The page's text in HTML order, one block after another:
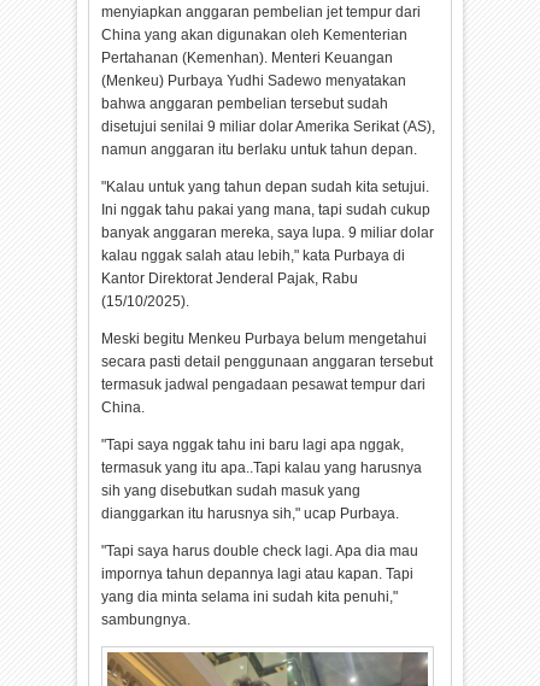
menyiapkan anggaran pembelian jet tempur dari
China yang akan digunakan oleh Kementerian
Pertahanan (Kemenhan). Menteri Keuangan
(Menkeu) Purbaya Yudhi Sadewo menyatakan
bahwa anggaran pembelian tersebut sudah
disetujui senilai 9 miliar dolar Amerika Serikat (AS),
namun anggaran itu berlaku untuk tahun depan.
"Kalau untuk yang tahun depan sudah kita setujui.
Ini nggak tahu pakai yang mana, tapi sudah cukup
banyak anggaran mereka, saya lupa. 9 miliar dolar
kalau nggak salah atau lebih," kata Purbaya di
Kantor Direktorat Jenderal Pajak, Rabu
(15/10/2025).
Meski begitu Menkeu Purbaya belum mengetahui
secara pasti detail penggunaan anggaran tersebut
termasuk jadwal pengadaan pesawat tempur dari
China.
"Tapi saya nggak tahu ini baru lagi apa nggak,
termasuk yang itu apa..Tapi kalau yang harusnya
sih yang disebutkan sudah masuk yang
dianggarkan itu harusnya sih," ucap Purbaya.
"Tapi saya harus double check lagi. Apa dia mau
impornya tahun depannya lagi atau kapan. Tapi
yang dia minta selama ini sudah kita penuhi,"
sambungnya.